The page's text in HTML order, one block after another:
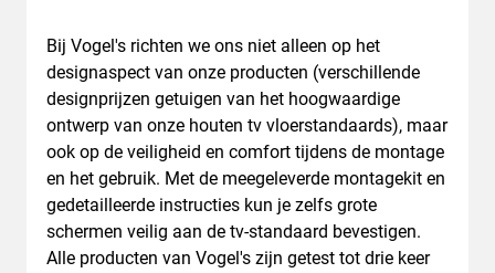
Bij Vogel's richten we ons niet alleen op het
designaspect van onze producten (verschillende
designprijzen getuigen van het hoogwaardige
ontwerp van onze houten tv vloerstandaards), maar
ook op de veiligheid en comfort tijdens de montage
en het gebruik. Met de meegeleverde montagekit en
gedetailleerde instructies kun je zelfs grote
schermen veilig aan de tv-standaard bevestigen.
Alle producten van Vogel's zijn getest tot drie keer